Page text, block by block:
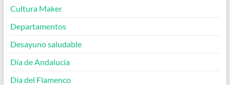
Cultura Maker
Departamentos
Desayuno saludable
Día de Andalucía
Día del Flamenco